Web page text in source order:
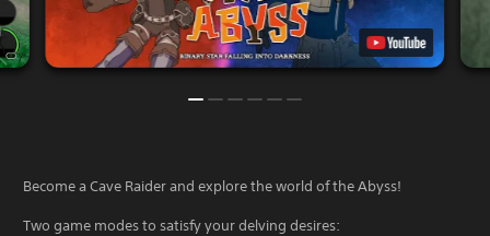
Become a Cave Raider and explore the world of the Abyss!
Two game modes to satisfy your delving desires: